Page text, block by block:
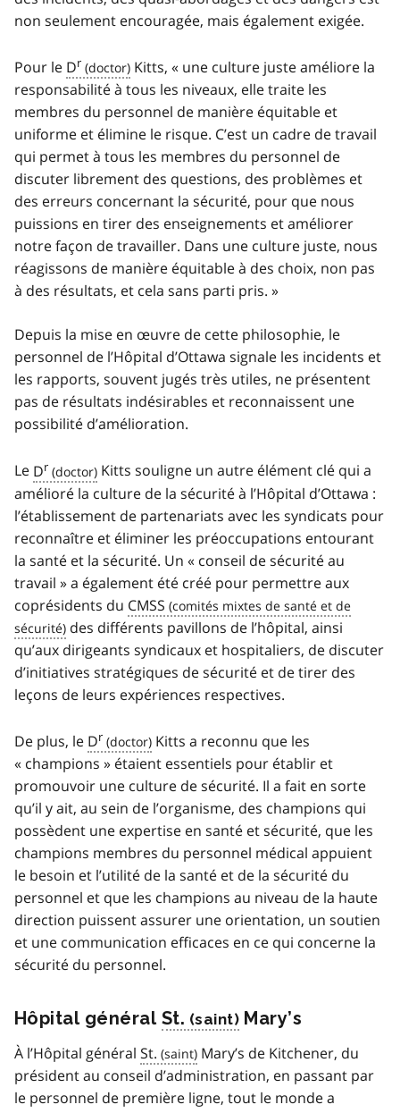
non seulement encouragée, mais également exigée.
Pour le Dr
Kitts, « une culture juste améliore la
responsabilité à tous les niveaux, elle traite les
membres du personnel de manière équitable et
uniforme et élimine le risque. C’est un cadre de travail
qui permet à tous les membres du personnel de
discuter librement des questions, des problèmes et
des erreurs concernant la sécurité, pour que nous
puissions en tirer des enseignements et améliorer
notre façon de travailler. Dans une culture juste, nous
réagissons de manière équitable à des choix, non pas
à des résultats, et cela sans parti pris. »
Depuis la mise en œuvre de cette philosophie, le
personnel de l’Hôpital d’Ottawa signale les incidents et
les rapports, souvent jugés très utiles, ne présentent
pas de résultats indésirables et reconnaissent une
possibilité d’amélioration.
Le Dr
Kitts souligne un autre élément clé qui a
amélioré la culture de la sécurité à l’Hôpital d’Ottawa :
l’établissement de partenariats avec les syndicats pour
reconnaître et éliminer les préoccupations entourant
la santé et la sécurité. Un « conseil de sécurité au
travail » a également été créé pour permettre aux
coprésidents du CMSS
des différents pavillons de l’hôpital, ainsi
qu’aux dirigeants syndicaux et hospitaliers, de discuter
d’initiatives stratégiques de sécurité et de tirer des
leçons de leurs expériences respectives.
De plus, le Dr
Kitts a reconnu que les
« champions » étaient essentiels pour établir et
promouvoir une culture de sécurité. Il a fait en sorte
qu’il y ait, au sein de l’organisme, des champions qui
possèdent une expertise en santé et sécurité, que les
champions membres du personnel médical appuient
le besoin et l’utilité de la santé et de la sécurité du
personnel et que les champions au niveau de la haute
direction puissent assurer une orientation, un soutien
et une communication efficaces en ce qui concerne la
sécurité du personnel.
Hôpital général St. Mary’s
À l’Hôpital général St.
Mary’s de Kitchener, du
président au conseil d’administration, en passant par
le personnel de première ligne, tout le monde a